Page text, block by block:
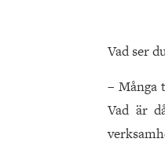
Vad ser
– Många
Vad är